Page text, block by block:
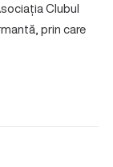
Clubul
prin care